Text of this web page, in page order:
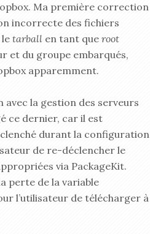
Ma première correction
incorrecte des fichiers
tarball en tant que root
et du groupe embarqués,
apparemment.
avec la gestion des serveurs
ce dernier, car il est
durant la configuration
de re-déclencher le
via PackageKit.
perte de la variable
l’utilisateur de télécharger à